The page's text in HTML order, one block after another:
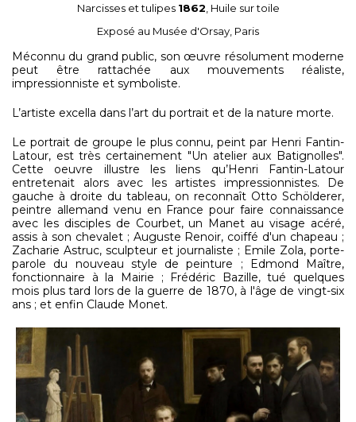
Narcisses et tulipes 1862 , Huile sur toile
Exposé au Musée d'Orsay, Paris
Méconnu du grand public, son œuvre résolument moderne
peut être rattachée aux mouvements réaliste,
impressionniste et symboliste.
L’artiste excella dans l’art du portrait et de la nature morte.
Le portrait de groupe le plus connu, peint par Henri Fantin-
Latour, est très certainement "Un atelier aux Batignolles".
Cette oeuvre illustre les liens qu’Henri Fantin-Latour
entretenait alors avec les artistes impressionnistes. De
gauche à droite du tableau, on reconnaît Otto Schölderer,
peintre allemand venu en France pour faire connaissance
avec les disciples de Courbet, un Manet au visage acéré,
assis à son chevalet ; Auguste Renoir, coiffé d'un chapeau ;
Zacharie Astruc, sculpteur et journaliste ; Emile Zola, porte-
parole du nouveau style de peinture ; Edmond Maître,
fonctionnaire à la Mairie ; Frédéric Bazille, tué quelques
mois plus tard lors de la guerre de 1870, à l'âge de vingt-six
ans ; et enfin Claude Monet.